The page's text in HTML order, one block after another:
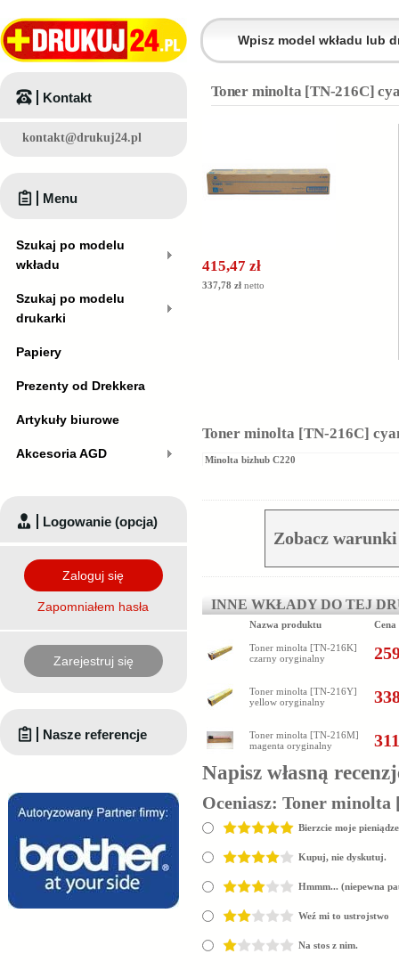
Toner minolta [TN-216C]
415,47 zł
337,78 zł netto
Toner minolta [TN-216C]
Minolta bizhub C220
Zobacz
INNE WKŁADY DO TEJ
Nazwa produktu Cena
Toner minolta [TN-216K]
czarny oryginalny
Toner minolta [TN-216Y]
yellow oryginalny
Toner minolta [TN-216M]
magenta oryginalny
Napisz własną
Oceniasz: Toner minolta
Bierzcie moje
Kupuj, nie dyskutuj.
Hmmm... (niepewna
Weź mi to ustrojstwo
Na stos z nim.
Kontakt
kontakt@drukuj24.pl
Menu
Szukaj po modelu
wkładu
Szukaj po modelu
drukarki
Papiery
Prezenty od Drekkera
Artykuły biurowe
Akcesoria AGD
Logowanie (opcja)
Zaloguj się
Zapomniałem hasła
Zarejestruj się
Nasze referencje